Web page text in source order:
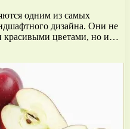
одним из самых
дизайна. Они не
красивыми цветами, но и…